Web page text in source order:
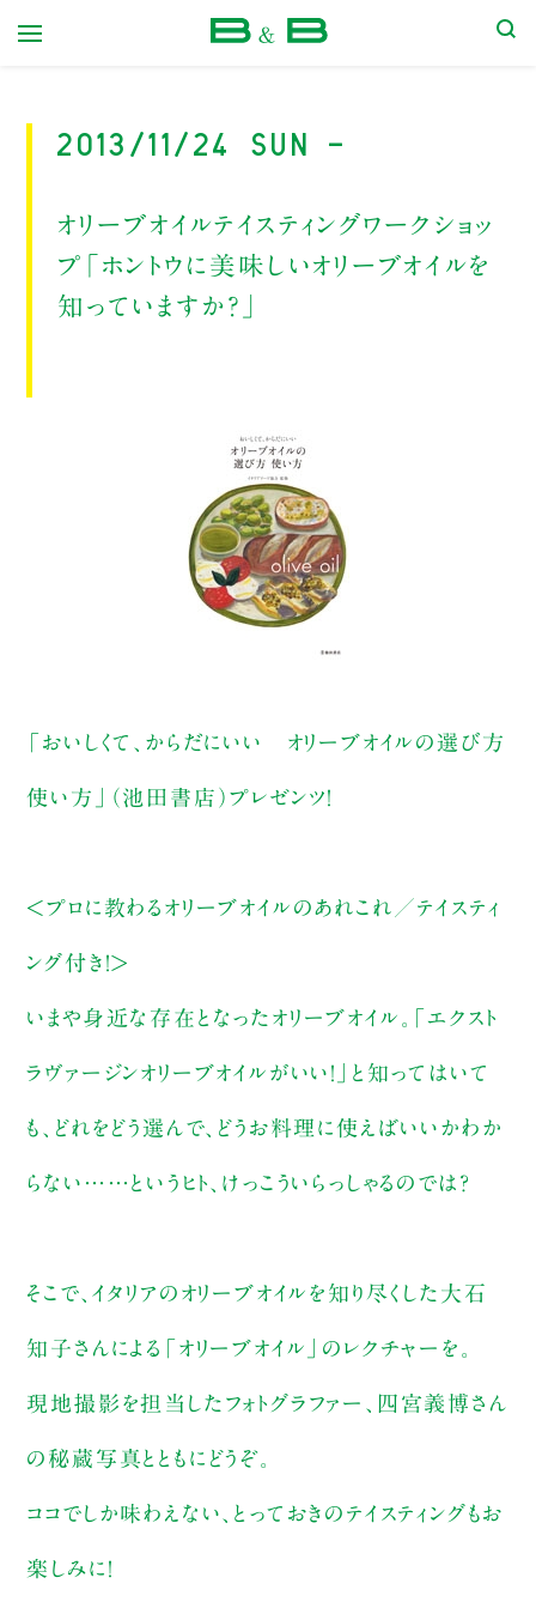
2013/11/24 Sun -
オリーブオイルテイスティングワークショッ
プ「ホントウに美味しいオリーブオイルを
知っていますか？」
「おいしくて、からだにいい オリーブオイルの選び方
使い方」（池田書店）プレゼンツ！
＜プロに教わるオリーブオイルのあれこれ／テイスティ
ング付き！＞
いまや身近な存在となったオリーブオイル。「エクスト
ラヴァージンオリーブオイルがいい！」と知ってはいて
も、どれをどう選んで、どうお料理に使えばいいかわか
らない……というヒト、けっこういらっしゃるのでは？
そこで、イタリアのオリーブオイルを知り尽くした大石
知子さんによる「オリーブオイル」のレクチャーを。
現地撮影を担当したフォトグラファー、四宮義博さん
の秘蔵写真とともにどうぞ。
ココでしか味わえない、とっておきのテイスティングもお
楽しみに！